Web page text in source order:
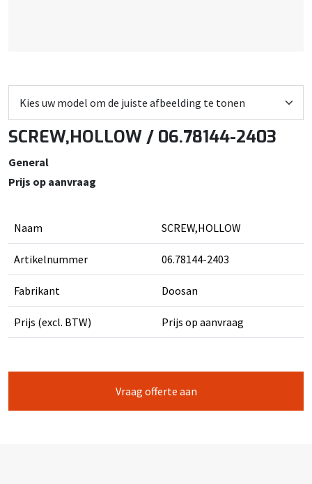
SCREW,HOLLOW / 06.78144-2403
General
Prijs op aanvraag
Naam SCREW,HOLLOW
Artikelnummer 06.78144-2403
Fabrikant Doosan
Prijs (excl. BTW) Prijs op aanvraag
Vraag offerte aan